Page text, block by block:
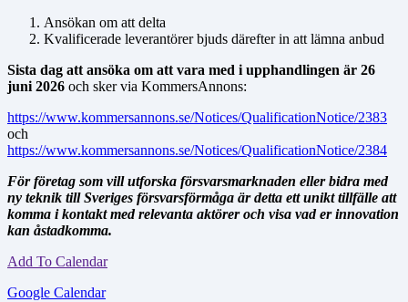
Ansökan om att delta
Kvalificerade leverantörer bjuds därefter in att lämna anbud
Sista dag att ansöka om att vara med i upphandlingen är 26
juni 2026 och sker via KommersAnnons:
https://www.kommersannons.se/Notices/QualificationNotice/2383
och
https://www.kommersannons.se/Notices/QualificationNotice/2384
För företag som vill utforska försvarsmarknaden eller bidra med
ny teknik till Sveriges försvarsförmåga är detta ett unikt tillfälle att
komma i kontakt med relevanta aktörer och visa vad er innovation
kan åstadkomma.
Add To Calendar
Google Calendar